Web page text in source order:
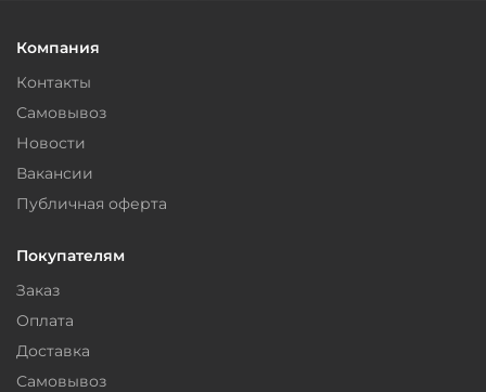
Компания
Контакты
Самовывоз
Новости
Вакансии
Публичная оферта
Покупателям
Заказ
Оплата
Доставка
Самовывоз